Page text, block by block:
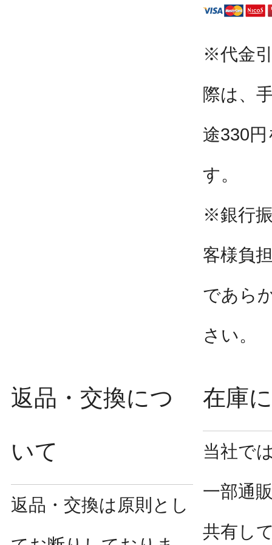
※代金
際は、
途330
す。
※銀行
客様負
であら
さい。
返品・交換につ
いて
返品・交換は原則とし
在庫
当社で
一部通
共有し